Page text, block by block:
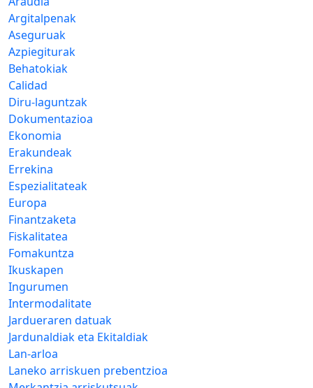
Argitalpenak
Aseguruak
Azpiegiturak
Behatokiak
Calidad
Diru-laguntzak
Dokumentazioa
Ekonomia
Erakundeak
Errekina
Espezialitateak
Europa
Finantzaketa
Fiskalitatea
Fomakuntza
Ikuskapen
Ingurumen
Intermodalitate
Jardueraren datuak
Jardunaldiak eta Ekitaldiak
Lan-arloa
Laneko arriskuen prebentzioa